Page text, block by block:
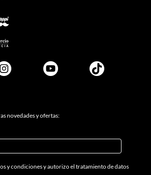
novedades y ofertas:
y condicionesyautorizo el tratamiento de datos